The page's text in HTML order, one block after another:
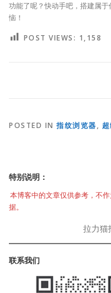
功能了呢？快动手吧，搭建属
恼！
POST VIEWS: 1,158
POSTED IN 指纹浏览器,
特别说明：
本博客中的文章仅供参考，不
据。
拉力猫
联系我们